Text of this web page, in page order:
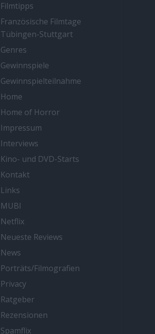
Filmtipps
Französische Filmtage
Tübingen-Stuttgart
Genres
Gewinnspiele
Gewinnspielteilnahme
Home
Home of Horror
Impressum
Interviews
Kino- und DVD-Starts
Kontakt
Links
MUBI
Netflix
Neueste Reviews
News
Porträts/Filmografien
Privacy
Ratgeber
Rezensionen
Spamflix